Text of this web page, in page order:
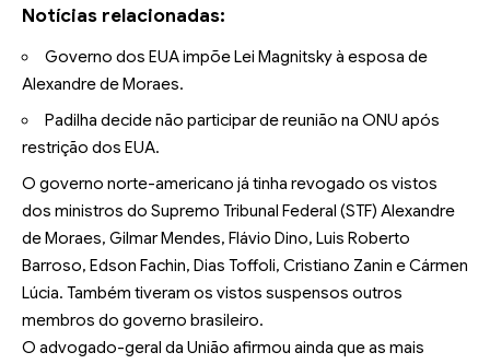
Notícias relacionadas:
Governo dos EUA impõe Lei Magnitsky à esposa de
Alexandre de Moraes.
Padilha decide não participar de reunião na ONU após
restrição dos EUA.
O governo norte-americano já tinha revogado os vistos
dos ministros do Supremo Tribunal Federal (STF) Alexandre
de Moraes, Gilmar Mendes, Flávio Dino, Luis Roberto
Barroso, Edson Fachin, Dias Toffoli, Cristiano Zanin e Cármen
Lúcia. Também tiveram os vistos suspensos outros
membros do governo brasileiro.
O advogado-geral da União afirmou ainda que as mais